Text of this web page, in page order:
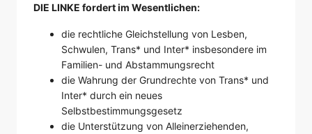
DIE LINKE fordert im Wesentlichen:
die rechtliche Gleichstellung von Lesben,
Schwulen, Trans* und Inter* insbesondere im
Familien- und Abstammungsrecht
die Wahrung der Grundrechte von Trans* und
Inter* durch ein neues
Selbstbestimmungsgesetz
die Unterstützung von Alleinerziehenden,